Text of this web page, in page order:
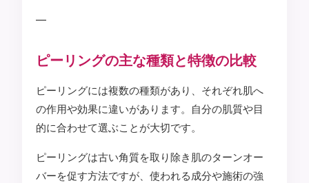
—
ピーリングの主な種類と特徴の比較
ピーリングには複数の種類があり、それぞれ肌へ
の作用や効果に違いがあります。自分の肌質や目
的に合わせて選ぶことが大切です。
ピーリングは古い角質を取り除き肌のターンオー
バーを促す方法ですが、使われる成分や施術の強